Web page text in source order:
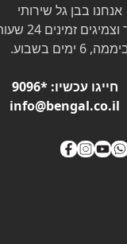
אנחנו בבן גל שירותי
זמינים 24 שעות
6 ימים בשבוע.
חייגו עכשיו:*9096
info@bengal.co.il